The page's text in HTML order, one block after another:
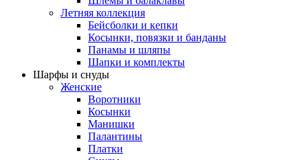
Летняя коллекция
Бейсболки и кепки
Косынки, повязки и банданы
Панамы и шляпы
Шапки и комплекты
Шарфы и снуды
Женские
Воротники
Косынки
Манишки
Палантины
Платки